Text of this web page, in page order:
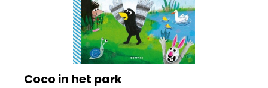
Coco in het park